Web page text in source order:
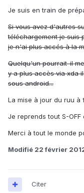
Je suis en train de
Si vous avez d'autres
téléchargement je suis
je n'ai plus accés à la
Quelqu'un pourrait-il
y a plus accès via xda
sous android...
La mise à jour du ruu à
Je reprends tout S-OFF
Merci à tout le monde
Modifié 22 février
Citer